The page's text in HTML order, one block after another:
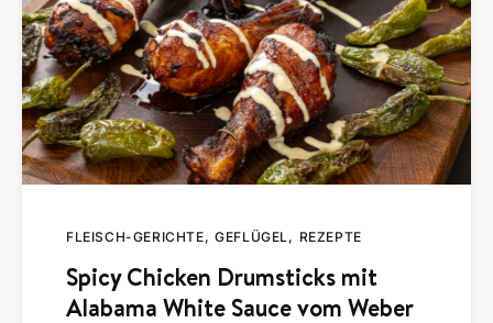
FLEISCH-GERICHTE GEFLÜGEL REZEPTE
Spicy Chicken Drumsticks mit
Alabama White Sauce vom Weber